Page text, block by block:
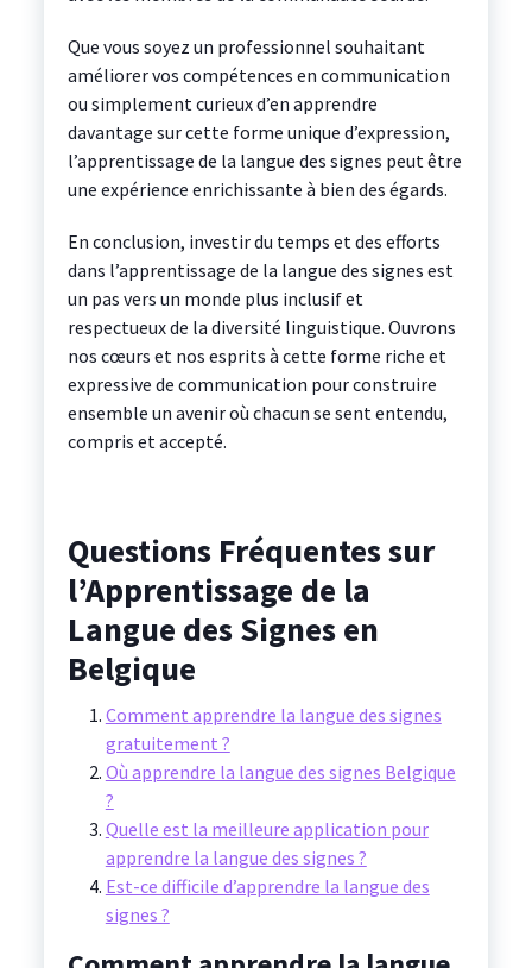
Que vous soyez un professionnel souhaitant
améliorer vos compétences en communication
ou simplement curieux d’en apprendre
davantage sur cette forme unique d’expression,
l’apprentissage de la langue des signes peut être
une expérience enrichissante à bien des égards.
En conclusion, investir du temps et des efforts
dans l’apprentissage de la langue des signes est
un pas vers un monde plus inclusif et
respectueux de la diversité linguistique. Ouvrons
nos cœurs et nos esprits à cette forme riche et
expressive de communication pour construire
ensemble un avenir où chacun se sent entendu,
compris et accepté.
Questions Fréquentes sur
l’Apprentissage de la
Langue des Signes en
Belgique
Comment apprendre la langue des signes
gratuitement ?
Où apprendre la langue des signes Belgique
?
Quelle est la meilleure application pour
apprendre la langue des signes ?
Est-ce difficile d’apprendre la langue des
signes ?